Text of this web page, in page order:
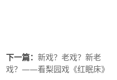
下一篇： 新戏？老戏？新老
戏？——看梨园戏《红眠床》